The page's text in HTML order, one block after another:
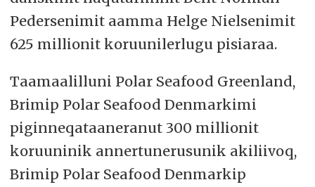
Pedersenimit aamma Helge Nielsenimit
625 millionit koruunilerlugu pisiaraa.
Taamaalilluni Polar Seafood Greenland,
Brimip Polar Seafood Denmarkimi
piginneqataaneranut 300 millionit
koruuninik annertunerusunik akiliivoq,
Brimip Polar Seafood Denmarkip